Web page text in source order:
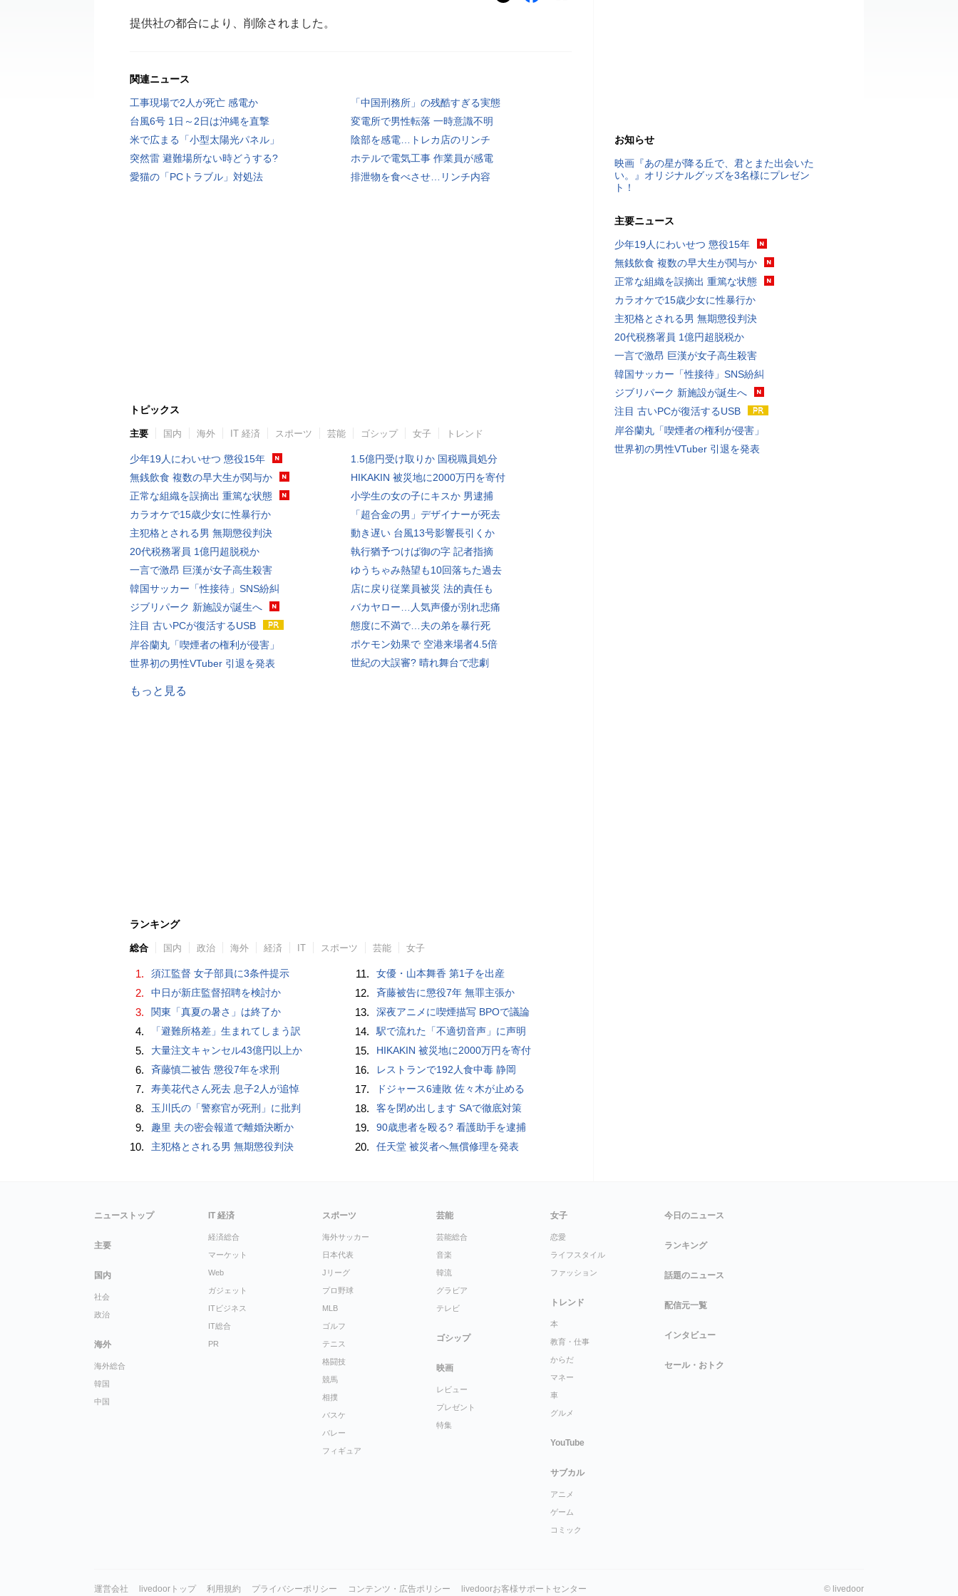
提供社の都合により、削除されました。
関連ニュース
工事現場で2人が死亡 感電か
「中国刑務所」の残酷すぎる実態
台風6号 1日～2日は沖縄を直撃
変電所で男性転落 一時意識不明
米で広まる「小型太陽光パネル」
陰部を感電…トレカ店のリンチ
突然雷 避難場所ない時どうする?
ホテルで電気工事 作業員が感電
愛猫の「PCトラブル」対処法
排泄物を食べさせ…リンチ内容
トピックス
主要 国内 海外 IT 経済 スポーツ 芸能 ゴシップ 女子 トレンド
少年19人にわいせつ 懲役15年
無銭飲食 複数の早大生が関与か
正常な組織を誤摘出 重篤な状態
カラオケで15歳少女に性暴行か
主犯格とされる男 無期懲役判決
20代税務署員 1億円超脱税か
一言で激昂 巨漢が女子高生殺害
韓国サッカー「性接待」SNS紛糾
ジブリパーク 新施設が誕生へ
注目 古いPCが復活するUSB
岸谷蘭丸「喫煙者の権利が侵害」
世界初の男性VTuber 引退を発表
1.5億円受け取りか 国税職員処分
HIKAKIN 被災地に2000万円を寄付
小学生の女の子にキスか 男逮捕
「超合金の男」デザイナーが死去
動き遅い 台風13号影響長引くか
執行猶予つけば御の字 記者指摘
ゆうちゃみ熱望も10回落ちた過去
店に戻り従業員被災 法的責任も
バカヤロー…人気声優が別れ悲痛
態度に不満で…夫の弟を暴行死
ポケモン効果で 空港来場者4.5倍
世紀の大誤審? 晴れ舞台で悲劇
もっと見る
ランキング
総合 国内 政治 海外 経済 IT スポーツ 芸能 女子
1. 須江監督 女子部員に3条件提示
2. 中日が新庄監督招聘を検討か
3. 関東「真夏の暑さ」は終了か
4. 「避難所格差」生まれてしまう訳
5. 大量注文キャンセル43億円以上か
6. 斉藤慎二被告 懲役7年を求刑
7. 寿美花代さん死去 息子2人が追悼
8. 玉川氏の「警察官が死刑」に批判
9. 趣里 夫の密会報道で離婚決断か
10. 主犯格とされる男 無期懲役判決
11. 女優・山本舞香 第1子を出産
12. 斉藤被告に懲役7年 無罪主張か
13. 深夜アニメに喫煙描写 BPOで議論
14. 駅で流れた「不適切音声」に声明
15. HIKAKIN 被災地に2000万円を寄付
16. レストランで192人食中毒 静岡
17. ドジャース6連敗 佐々木が止める
18. 客を閉め出します SAで徹底対策
19. 90歳患者を殴る? 看護助手を逮捕
20. 任天堂 被災者へ無償修理を発表
お知らせ
映画『あの星が降る丘で、君とまた出会いた
い。』オリジナルグッズを3名様にプレゼン
ト！
主要ニュース
少年19人にわいせつ 懲役15年
無銭飲食 複数の早大生が関与か
正常な組織を誤摘出 重篤な状態
カラオケで15歳少女に性暴行か
主犯格とされる男 無期懲役判決
20代税務署員 1億円超脱税か
一言で激昂 巨漢が女子高生殺害
韓国サッカー「性接待」SNS紛糾
ジブリパーク 新施設が誕生へ
注目 古いPCが復活するUSB
岸谷蘭丸「喫煙者の権利が侵害」
世界初の男性VTuber 引退を発表
ニューストップ
主要
国内
社会
政治
海外
海外総合
韓国
中国
IT 経済
経済総合
マーケット
Web
ガジェット
ITビジネス
IT総合
PR
スポーツ
海外サッカー
日本代表
Jリーグ
プロ野球
MLB
ゴルフ
テニス
格闘技
競馬
相撲
バスケ
バレー
フィギュア
芸能
芸能総合
音楽
韓流
グラビア
テレビ
ゴシップ
映画
レビュー
プレゼント
特集
女子
恋愛
ライフスタイル
ファッション
トレンド
本
教育・仕事
からだ
マネー
車
グルメ
YouTube
サブカル
アニメ
ゲーム
コミック
今日のニュース
ランキング
話題のニュース
配信元一覧
インタビュー
セール・おトク
運営会社 livedoorトップ 利用規約 プライバシーポリシー コンテンツ・広告ポリシー livedoorお客様サポートセンター © livedoor